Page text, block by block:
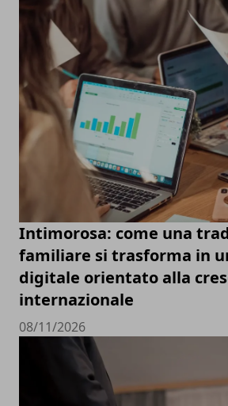
Intimorosa: come una
familiare si trasforma in
digitale orientato alla
internazionale
08/11/2026